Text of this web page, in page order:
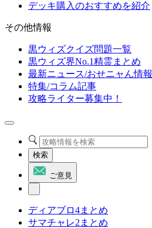
デッキ購入のおすすめを紹介
その他情報
黒ウィズクイズ問題一覧
黒ウィズ界No.1精霊まとめ
最新ニュース/おせニャん情報
特集/コラム記事
攻略ライター募集中！
検索
ご意見
ディアブロ4まとめ
サマチャレ2まとめ